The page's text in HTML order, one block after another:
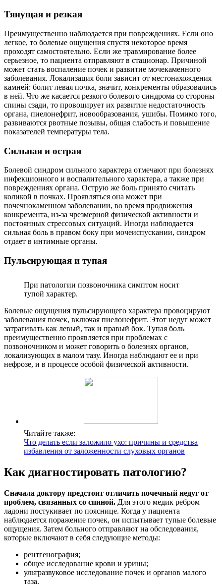
Тянущая и резкая
Преимущественно наблюдается при повреждениях. Если оно
легкое, то болевые ощущения спустя некоторое время
проходят самостоятельно. Если же травмирование более
серьезное, то пациента отправляют в стационар. Причиной
может стать воспаление почек и развитие мочекаменного
заболевания. Локализация боли зависит от местонахождения
камней: болит левая почка, значит, конкременты образовались
в ней. Что же касается резкого болевого синдрома со стороны
спины сзади, то провоцирует их развитие недостаточность
органа, пиелонефрит, новообразования, ушибы. Помимо того,
развиваются рвотные позывы, общая слабость и повышение
показателей температуры тела.
Сильная и острая
Болевой синдром сильного характера отмечают при болезнях
инфекционного и воспалительного характера, а также при
повреждениях органа. Острую же боль принято считать
коликой в почках. Проявляться она может при
почечнокаменном заболевании, во время продвижения
конкремента, из-за чрезмерной физической активности и
постоянных стрессовых ситуаций. Иногда наблюдается
сильная боль в правом боку при мочеиспускании, синдром
отдает в интимные органы.
Пульсирующая и тупая
При патологии позвоночника симптом носит
тупой характер.
Болевые ощущения пульсирующего характера провоцируют
заболевания почек, включая пиелонефрит. Этот недуг может
затрагивать как левый, так и правый бок. Тупая боль
преимущественно проявляется при проблемах с
позвоночником и может говорить о болезнях органов,
локализующих в малом тазу. Иногда наблюдают ее и при
нефрозе, и в процессе особой физической активности.
Читайте также:
Что делать если заложило ухо: причины и средства
избавления от заложенности слуховых органов
Как диагностировать патологию?
Сначала доктору предстоит отличить почечный недуг от
проблем, связанных со спиной. Для этого медик ребром
ладони постукивает по пояснице. Когда у пациента
наблюдается поражение почек, он испытывает тупые болевые
ощущения. Затем больного отправляют на обследования,
которые включают в себя следующие методы:
рентгенография;
общее исследование крови и урины;
ультразвуковое исследование почек и органов малого
таза.